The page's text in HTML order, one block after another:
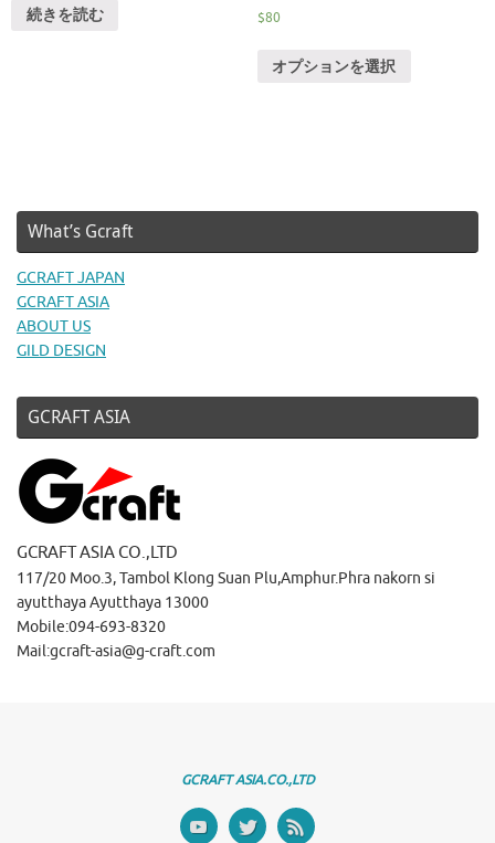
続きを読む $80
オプションを選択
What’s Gcraft
GCRAFT JAPAN
GCRAFT ASIA
ABOUT US
GILD DESIGN
GCRAFT ASIA
GCRAFT ASIA CO.,LTD
117/20 Moo.3, Tambol Klong Suan Plu,Amphur.Phra nakorn si
ayutthaya Ayutthaya 13000
Mobile:094-693-8320
Mail:gcraft-asia@g-craft.com
GCRAFT ASIA.CO.,LTD